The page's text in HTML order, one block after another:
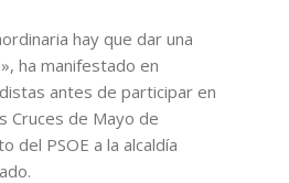
hay que dar una
ha manifestado en
antes de participar en
Cruces de Mayo de
del PSOE a la alcaldía